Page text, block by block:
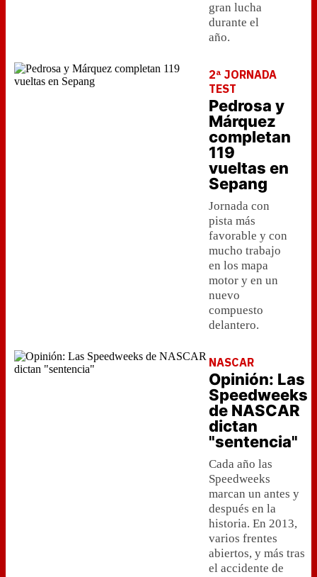
gran lucha
durante el
año.
2ª JORNADA
TEST
Pedrosa y
Márquez
completan
119
vueltas en
Sepang
Jornada con
pista más
favorable y con
mucho trabajo
en los mapa
motor y en un
nuevo
compuesto
delantero.
NASCAR
Opinión: Las
Speedweeks
de NASCAR
dictan
"sentencia"
Cada año las
Speedweeks
marcan un antes y
después en la
historia. En 2013,
varios frentes
abiertos, y más tras
el accidente de